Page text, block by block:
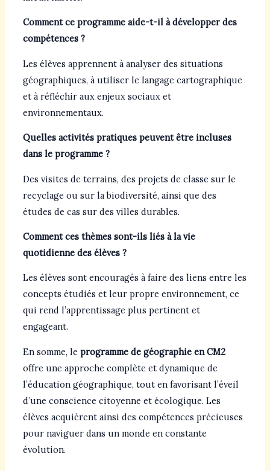
Comment ce programme aide-t-il à développer des
compétences ?
Les élèves apprennent à analyser des situations
géographiques, à utiliser le langage cartographique
et à réfléchir aux enjeux sociaux et
environnementaux.
Quelles activités pratiques peuvent être incluses
dans le programme ?
Des visites de terrains, des projets de classe sur le
recyclage ou sur la biodiversité, ainsi que des
études de cas sur des villes durables.
Comment ces thèmes sont-ils liés à la vie
quotidienne des élèves ?
Les élèves sont encouragés à faire des liens entre les
concepts étudiés et leur propre environnement, ce
qui rend l’apprentissage plus pertinent et
engageant.
En somme, le programme de géographie en CM2
offre une approche complète et dynamique de
l’éducation géographique, tout en favorisant l’éveil
d’une conscience citoyenne et écologique. Les
élèves acquièrent ainsi des compétences précieuses
pour naviguer dans un monde en constante
évolution.